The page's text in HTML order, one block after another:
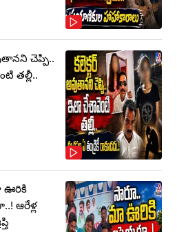
చెప్పి..
తల్లీ..
ఊరికి
ఆరేళ్ల